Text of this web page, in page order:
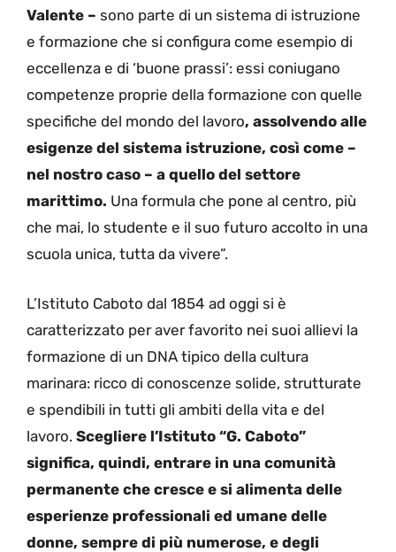
Valente – sono parte di un sistema di istruzione
e formazione che si configura come esempio di
eccellenza e di ‘buone prassi’: essi coniugano
competenze proprie della formazione con quelle
specifiche del mondo del lavoro, assolvendo alle
esigenze del sistema istruzione, così come –
nel nostro caso – a quello del settore
marittimo. Una formula che pone al centro, più
che mai, lo studente e il suo futuro accolto in una
scuola unica, tutta da vivere”.
L’Istituto Caboto dal 1854 ad oggi si è
caratterizzato per aver favorito nei suoi allievi la
formazione di un DNA tipico della cultura
marinara: ricco di conoscenze solide, strutturate
e spendibili in tutti gli ambiti della vita e del
lavoro. Scegliere l’Istituto “G. Caboto”
significa, quindi, entrare in una comunità
permanente che cresce e si alimenta delle
esperienze professionali ed umane delle
donne, sempre di più numerose, e degli